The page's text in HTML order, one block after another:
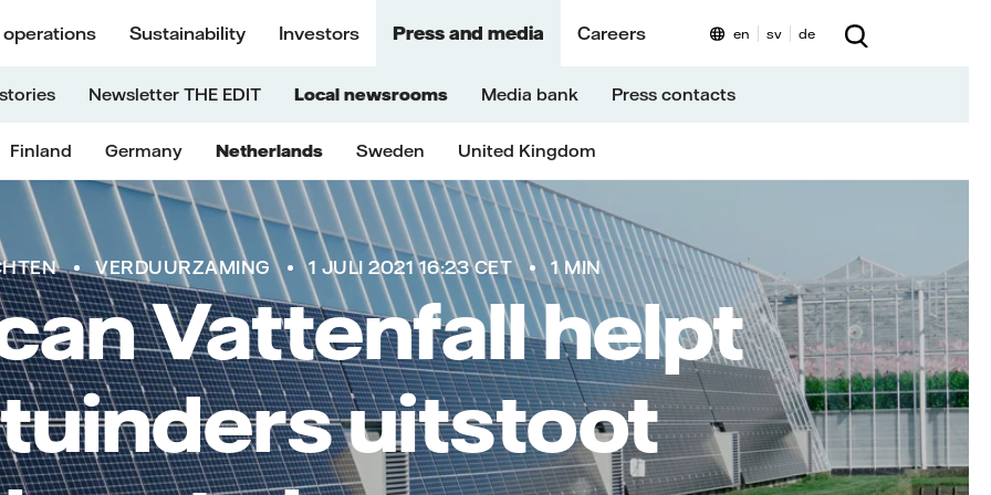
operations Sustainability Investors Press and media Careers
Newsletter THE EDIT Local newsrooms Media bank Press contacts
Finland Germany Netherlands Sweden United Kingdom
en sv de
VERDUURZAMING 1 JULI 2021 16:23 CET 1 MIN
Vattenfall helpt
uitstoot